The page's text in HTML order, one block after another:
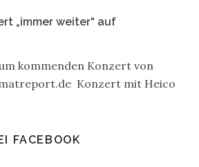
„immer weiter“ auf
kommenden Konzert von
Konzert mit Heico
FACEBOOK